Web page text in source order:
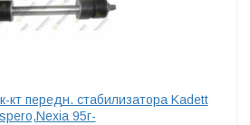
кт передн. стабилизатора Kadett
95г-